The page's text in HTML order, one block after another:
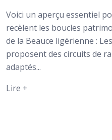
Voici un aperçu essentiel
recèlent les boucles
de la Beauce ligérienne :
proposent des circuits de
adaptés...
Lire +